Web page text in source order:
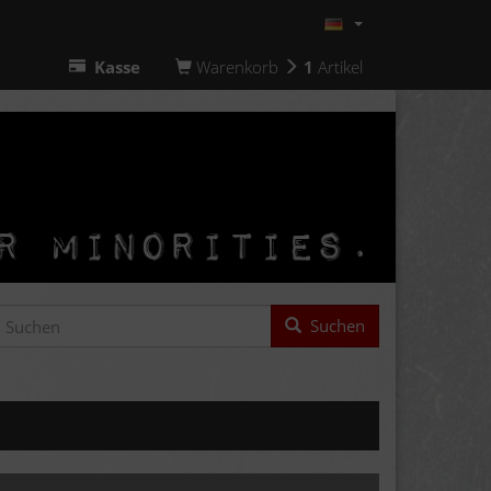
Kasse Warenkorb 1 Artikel
Suchen